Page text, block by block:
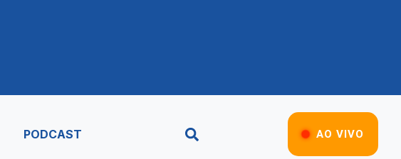
PODCAST AO VIVO